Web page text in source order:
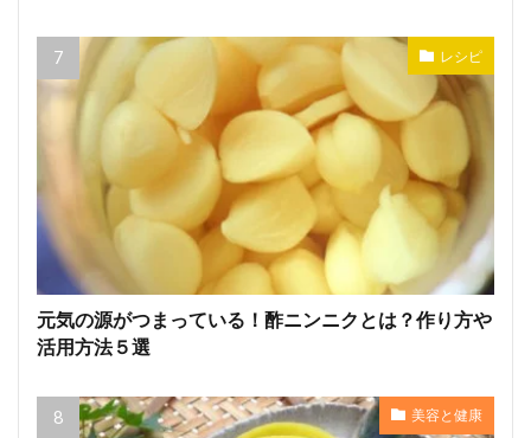
レシピ
元気の源がつまっている！酢ニンニクとは？作り方や
活用方法５選
美容と健康